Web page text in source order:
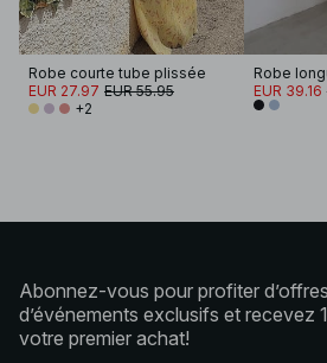
Robe courte tube plissée
EUR 27.97 EUR 55.95
+2
Robe
EUR 39.16
Abonnez-vous pour profiter
d’événements exclusifs et recevez
votre premier achat!